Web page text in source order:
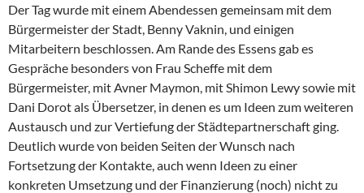
Der Tag wurde mit einem Abendessen gemeinsam mit dem
Bürgermeister der Stadt, Benny Vaknin, und einigen
Mitarbeitern beschlossen. Am Rande des Essens gab es
Gespräche besonders von Frau Scheffe mit dem
Bürgermeister, mit Avner Maymon, mit Shimon Lewy sowie mit
Dani Dorot als Übersetzer, in denen es um Ideen zum weiteren
Austausch und zur Vertiefung der Städtepartnerschaft ging.
Deutlich wurde von beiden Seiten der Wunsch nach
Fortsetzung der Kontakte, auch wenn Ideen zu einer
konkreten Umsetzung und der Finanzierung (noch) nicht zu